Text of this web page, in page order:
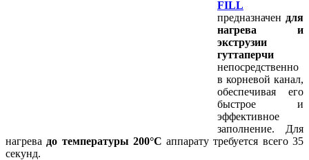
FILL
предназначен для
нагрева и
экструзии
гуттаперчи
непосредственно
в корневой канал,
обеспечивая его
быстрое и
эффективное
заполнение. Для
нагрева до температуры 200°Саппарату требуется всего 35
секунд.